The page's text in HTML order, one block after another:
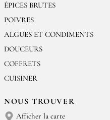
ÉPICES BRUTES
POIVRES
ALGUES ET CONDIMENTS
DOUCEURS
COFFRETS
CUISINER
NOUS TROUVER
Afficher la carte